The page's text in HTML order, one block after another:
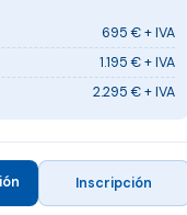
695 € + IVA
1.195 € + IVA
2.295 € + IVA
Inscripción